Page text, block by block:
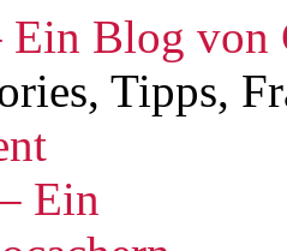
Ein Blog von
Tipps,